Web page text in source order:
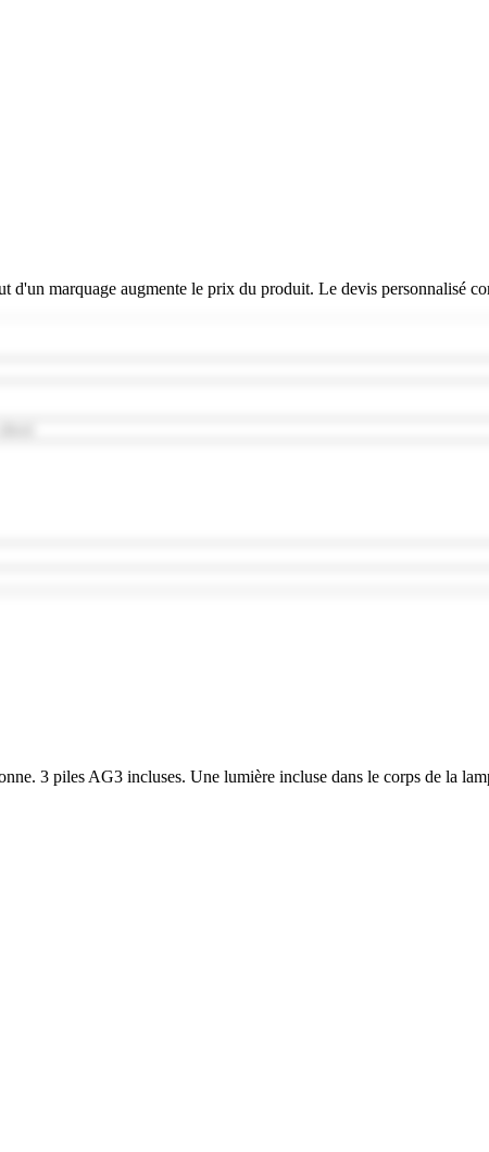
marquage augmente le prix du produit. Le devis personnalisé
3 piles AG3 incluses. Une lumière incluse dans le corps de la